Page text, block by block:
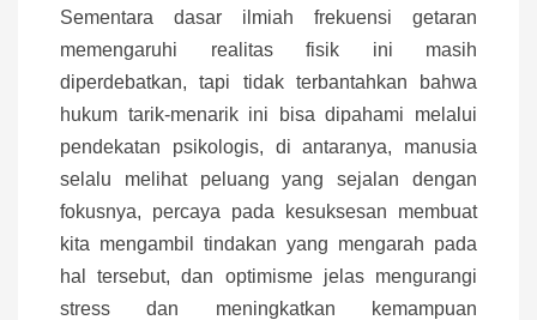
Sementara dasar ilmiah frekuensi getaran
memengaruhi realitas fisik ini masih
diperdebatkan, tapi tidak terbantahkan bahwa
hukum tarik-menarik ini bisa dipahami melalui
pendekatan psikologis, di antaranya, manusia
selalu melihat peluang yang sejalan dengan
fokusnya, percaya pada kesuksesan membuat
kita mengambil tindakan yang mengarah pada
hal tersebut, dan optimisme jelas mengurangi
stress dan meningkatkan kemampuan